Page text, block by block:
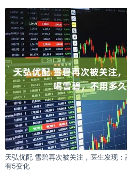
天弘优配 雪碧再次被关注，医生发现
有5变化